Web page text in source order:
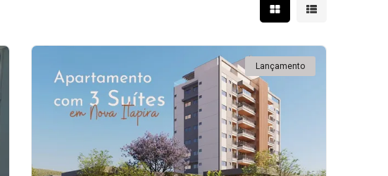
Mostrar resultados em
Mostrar
Lançamento